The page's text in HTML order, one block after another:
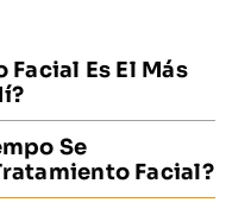
Es El Más
Se
Facial?